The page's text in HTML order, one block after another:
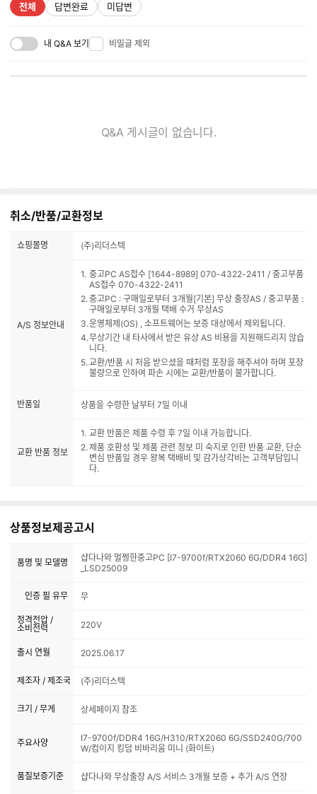
전체 답변완료 미답변
내 Q&A 보기 비밀글 제외
Q&A 게시글이 없습니다.
취소/반품/교환정보
쇼핑몰명 (주)리더스텍
A/S 정보안내
중고PC AS접수 [1644-8989] 070-4322-2411 / 중고부품
AS접수 070-4322-2411
중고PC : 구매일로부터 3개월[기본] 무상 출장AS / 중고부품 :
구매일로부터 3개월 택배 수거 무상AS
운영체제(OS) , 소프트웨어는 보증 대상에서 제외됩니다.
무상기간 내 타사에서 받은 유상 AS 비용을 지원해드리지 않습
니다.
교환/반품 시 처음 받으셨을 때처럼 포장을 해주셔야 하며 포장
불량으로 인하여 파손 시에는 교환/반품이 불가합니다.
반품일 상품을 수령한 날부터 7일 이내
교환 반품 정보
교환 반품은 제품 수령 후 7일 이내 가능합니다.
제품 호환성 및 제품 관련 정보 미 숙지로 인한 반품 교환, 단순
변심 반품일 경우 왕복 택배비 및 감가상각비는 고객부담입니
다.
상품정보제공고시
품명 및 모델명
샵다나와 멀쩡한중고PC [I7-9700f/RTX2060 6G/DDR4 16G]
_LSD25009
인증 필 유무 무
정격전압 /
소비전력
220V
출시 연월 2025.06.17
제조자 / 제조국 (주)리더스텍
크기 / 무게 상세페이지 참조
주요사양
I7-9700f/DDR4 16G/H310/RTX2060 6G/SSD240G/700
W/컴이지 킹덤 비바리움 미니 (화이트)
품질보증기준 샵다나와 무상출장 A/S 서비스 3개월 보증 + 추가 A/S 연장